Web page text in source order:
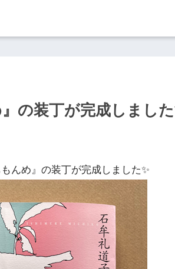
の装丁が完成しました
んめ』の装丁が完成しました✨